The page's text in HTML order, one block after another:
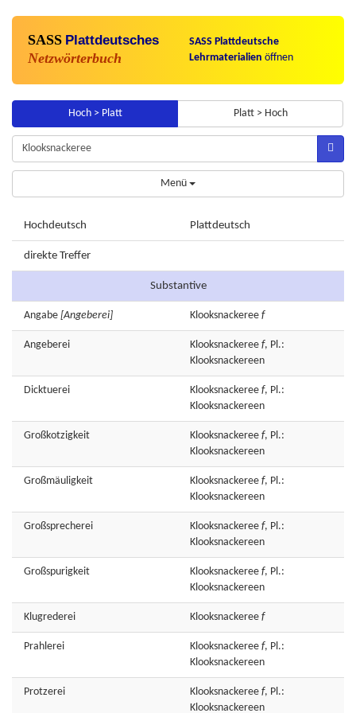
SASS Plattdeutsches
Netzwörterbuch
SASS Plattdeutsche
Lehrmaterialien öffnen
Hoch > Platt Platt > Hoch
Menü
Hochdeutsch Plattdeutsch
direkte Treffer
Substantive
Angabe [Angeberei] Klooksnackeree f
Angeberei Klooksnackeree f, Pl.:
Klooksnackereen
Dicktuerei Klooksnackeree f, Pl.:
Klooksnackereen
Großkotzigkeit Klooksnackeree f, Pl.:
Klooksnackereen
Großmäuligkeit Klooksnackeree f, Pl.:
Klooksnackereen
Großsprecherei Klooksnackeree f, Pl.:
Klooksnackereen
Großspurigkeit Klooksnackeree f, Pl.:
Klooksnackereen
Klugrederei Klooksnackeree f
Prahlerei Klooksnackeree f, Pl.:
Klooksnackereen
Protzerei Klooksnackeree f, Pl.:
Klooksnackereen